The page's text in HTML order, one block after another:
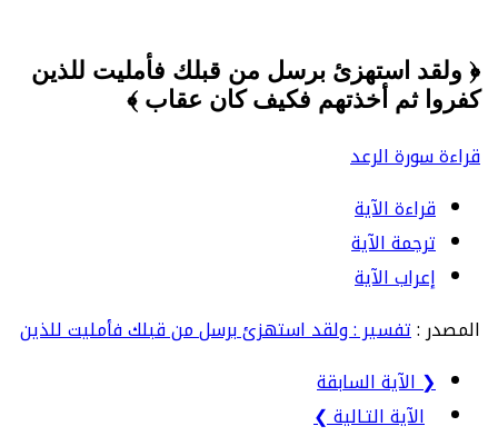
﴿ ولقد استهزئ برسل من قبلك فأمليت للذين
كفروا ثم أخذتهم فكيف كان عقاب ﴾
قراءة سورة الرعد
قراءة الآية
ترجمة الآية
إعراب الآية
المصدر :تفسير : ولقد استهزئ برسل من قبلك فأمليت للذين
❮ الآية السابقة
الآية التـالية ❯